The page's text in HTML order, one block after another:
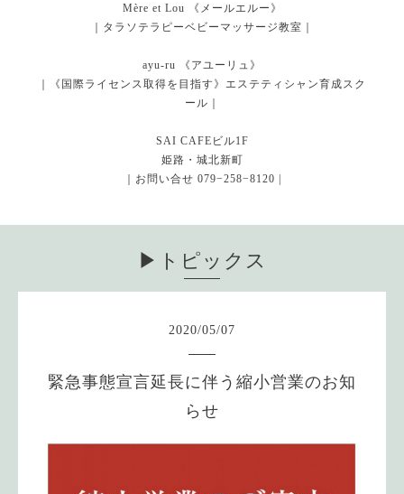
Mère et Lou 《メールエルー》
｜タラソテラピーベビーマッサージ教室｜
ayu-ru 《アユーリュ》
｜《国際ライセンス取得を目指す》エステティシャン育成スク
ール｜
SAI CAFEビル1F
姫路・城北新町
｜お問い合せ 079−258−8120 |
▶︎トピックス
2020/05/07
緊急事態宣言延長に伴う縮小営業のお知
らせ